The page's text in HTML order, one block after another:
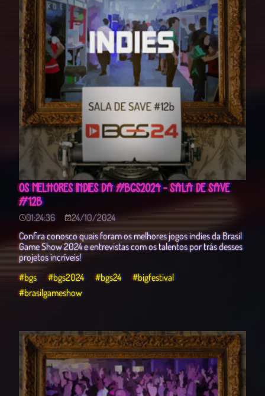
OS MELHORES INDIES DA #BGS2024 - SALA DE SAVE
#12B
01:24:36
24/10/2024
Confira conosco quais foram os melhores jogos indies da Brasil
Game Show 2024 e entrevistas com os talentos por trás desses
projetos incríveis!
#bgs
#bgs2024 #bgs24
#bigfestival
#brasilgameshow